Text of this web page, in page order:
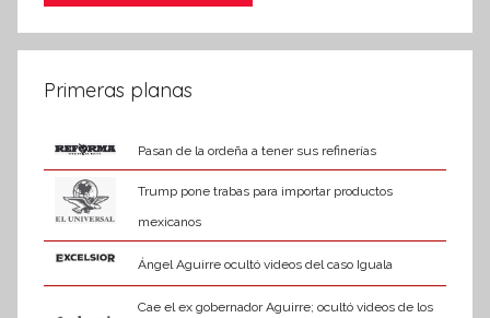
Primeras planas
Pasan de la ordeña a tener sus refinerías
Trump pone trabas para importar productos
mexicanos
Ángel Aguirre ocultó videos del caso Iguala
Cae el ex gobernador Aguirre; ocultó videos de los